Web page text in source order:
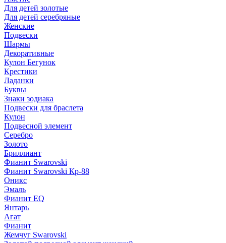
Для детей золотые
Для детей серебряные
Женские
Подвески
Шармы
Декоративные
Кулон Бегунок
Крестики
Ладанки
Буквы
Знаки зодиака
Подвески для браслета
Кулон
Подвесной элемент
Серебро
Золото
Бриллиант
Фианит Swarovski
Фианит Swarovski Кр-88
Оникс
Эмаль
Фианит EQ
Янтарь
Агат
Фианит
Жемчуг Swarovski